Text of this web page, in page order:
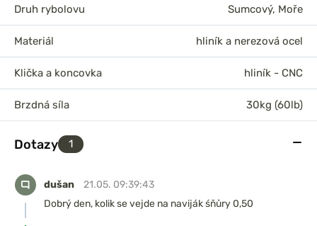
Druh rybolovu Sumcový, Moře
Materiál hliník a nerezová ocel
Klička a koncovka hliník - CNC
Brzdná síla 30kg (60lb)
Dotazy 1
dušan
21.05. 09:39:43
Dobrý den, kolik se vejde na naviják śňůry 0,50